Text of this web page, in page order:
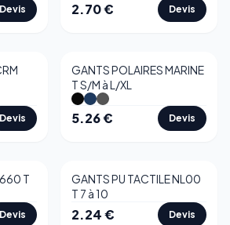
Devis 2.70€ Devis
Devis
GANTS POLAIRES MARINE
T S/M à L/XL
5.26€ Devis
T
Devis
GANTS PU TACTILE NL00
T 7 à 10
2.24€ Devis